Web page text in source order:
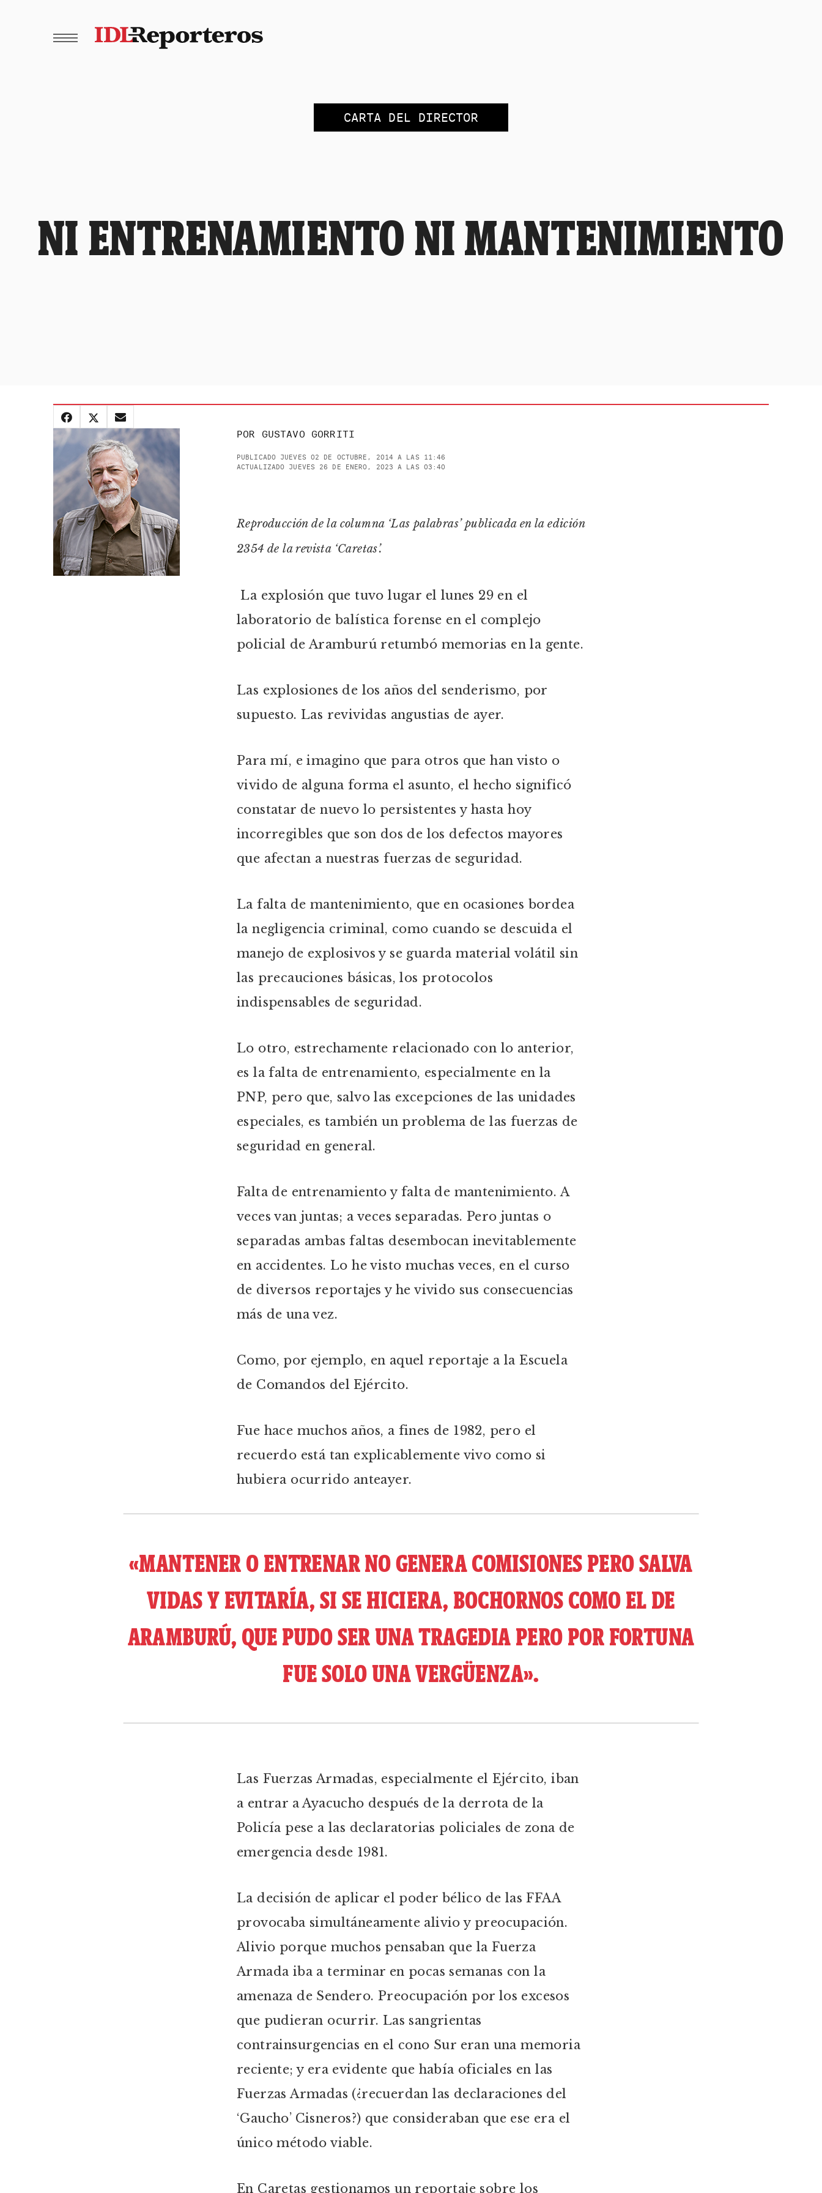
CARTA DEL DIRECTOR
NI ENTRENAMIENTO NI MANTENIMIENTO
POR GUSTAVO GORRITI
PUBLICADO JUEVES 02 DE OCTUBRE, 2014 A LAS 11:46
ACTUALIZADO JUEVES 26 DE ENERO, 2023 A LAS 03:40
Reproducción de la columna ‘Las palabras’ publicada en la edición
2354 de la revista ‘Caretas’.
La explosión que tuvo lugar el lunes 29 en el
laboratorio de balística forense en el complejo
policial de Aramburú retumbó memorias en la gente.
Las explosiones de los años del senderismo, por
supuesto. Las revividas angustias de ayer.
Para mí, e imagino que para otros que han visto o
vivido de alguna forma el asunto, el hecho significó
constatar de nuevo lo persistentes y hasta hoy
incorregibles que son dos de los defectos mayores
que afectan a nuestras fuerzas de seguridad.
La falta de mantenimiento, que en ocasiones bordea
la negligencia criminal, como cuando se descuida el
manejo de explosivos y se guarda material volátil sin
las precauciones básicas, los protocolos
indispensables de seguridad.
Lo otro, estrechamente relacionado con lo anterior,
es la falta de entrenamiento, especialmente en la
PNP, pero que, salvo las excepciones de las unidades
especiales, es también un problema de las fuerzas de
seguridad en general.
Falta de entrenamiento y falta de mantenimiento. A
veces van juntas; a veces separadas. Pero juntas o
separadas ambas faltas desembocan inevitablemente
en accidentes. Lo he visto muchas veces, en el curso
de diversos reportajes y he vivido sus consecuencias
más de una vez.
Como, por ejemplo, en aquel reportaje a la Escuela
de Comandos del Ejército.
Fue hace muchos años, a fines de 1982, pero el
recuerdo está tan explicablemente vivo como si
hubiera ocurrido anteayer.
«MANTENER O ENTRENAR NO GENERA COMISIONES PERO SALVA
VIDAS Y EVITARÍA, SI SE HICIERA, BOCHORNOS COMO EL DE
ARAMBURÚ, QUE PUDO SER UNA TRAGEDIA PERO POR FORTUNA
FUE SOLO UNA VERGÜENZA».
Las Fuerzas Armadas, especialmente el Ejército, iban
a entrar a Ayacucho después de la derrota de la
Policía pese a las declaratorias policiales de zona de
emergencia desde 1981.
La decisión de aplicar el poder bélico de las FFAA
provocaba simultáneamente alivio y preocupación.
Alivio porque muchos pensaban que la Fuerza
Armada iba a terminar en pocas semanas con la
amenaza de Sendero. Preocupación por los excesos
que pudieran ocurrir. Las sangrientas
contrainsurgencias en el cono Sur eran una memoria
reciente; y era evidente que había oficiales en las
Fuerzas Armadas (¿recuerdan las declaraciones del
‘Gaucho’ Cisneros?) que consideraban que ese era el
único método viable.
En Caretas gestionamos un reportaje sobre los